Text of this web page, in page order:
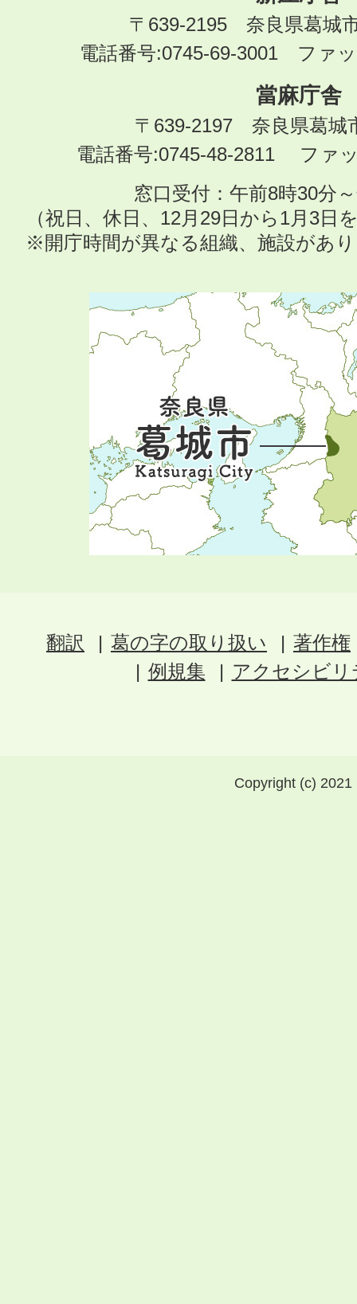
〒639-2195 奈良県葛城
電話番号:0745-69-3001 ファ
當麻庁舎
〒639-2197 奈良県葛城
電話番号:0745-48-2811 ファ
窓口受付：午前8時30分
（祝日、休日、12月29日から1月3日
※開庁時間が異なる組織、施設があ
翻訳 葛の字の取り扱い
著作権
例規集
アクセシビ
Copyright (c)